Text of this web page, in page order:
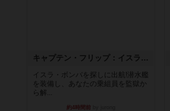
キャプテン・フリップ：イスラ・ボンバ
イスラ・ボンバを探しに出航!潜水艦
を装備し、あなたの乗組員を監獄か
ら解...
約4時間前